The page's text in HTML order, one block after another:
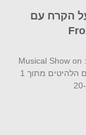
הקרח עם
Production Agenda (Germany) גאים להציג: Musical Show on
Ice לשבור את הקרח מופע מוזיקלי על הקרח עם הלהיטים מתוך 1